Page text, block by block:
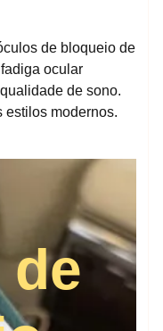
de bloqueio de
ocular
de sono.
estilos modernos.
de